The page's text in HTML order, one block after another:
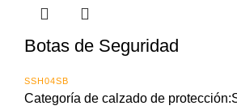
Botas de Seguridad
SSH04SB
Categoría de calzado de